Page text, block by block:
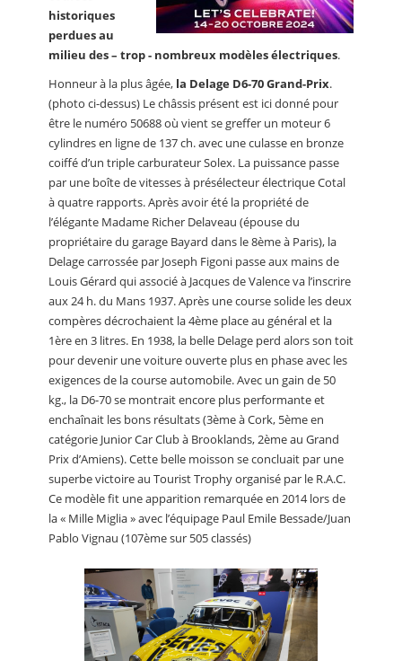
historiques
perdues au
milieu des – trop - nombreux modèles électriques.
Honneur à la plus âgée, la Delage D6-70 Grand-Prix.
(photo ci-dessus) Le châssis présent est ici donné pour
être le numéro 50688 où vient se greffer un moteur 6
cylindres en ligne de 137 ch. avec une culasse en bronze
coiffé d’un triple carburateur Solex. La puissance passe
par une boîte de vitesses à présélecteur électrique Cotal
à quatre rapports. Après avoir été la propriété de
l’élégante Madame Richer Delaveau (épouse du
propriétaire du garage Bayard dans le 8ème à Paris), la
Delage carrossée par Joseph Figoni passe aux mains de
Louis Gérard qui associé à Jacques de Valence va l’inscrire
aux 24 h. du Mans 1937. Après une course solide les deux
compères décrochaient la 4ème place au général et la
1ère en 3 litres. En 1938, la belle Delage perd alors son toit
pour devenir une voiture ouverte plus en phase avec les
exigences de la course automobile. Avec un gain de 50
kg., la D6-70 se montrait encore plus performante et
enchaînait les bons résultats (3ème à Cork, 5ème en
catégorie Junior Car Club à Brooklands, 2ème au Grand
Prix d’Amiens). Cette belle moisson se concluait par une
superbe victoire au Tourist Trophy organisé par le R.A.C.
Ce modèle fit une apparition remarquée en 2014 lors de
la « Mille Miglia » avec l’équipage Paul Emile Bessade/Juan
Pablo Vignau (107ème sur 505 classés)